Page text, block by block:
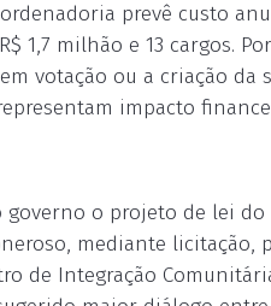
prevê custo
1,7 milhão e 13 cargos.
votação ou a criação
impacto
o projeto de lei do
mediante licitação,
de Integração